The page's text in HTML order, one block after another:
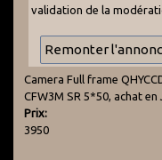
validation de la
Camera Full frame
CFW3M SR 5*50, achat
Prix:
3950